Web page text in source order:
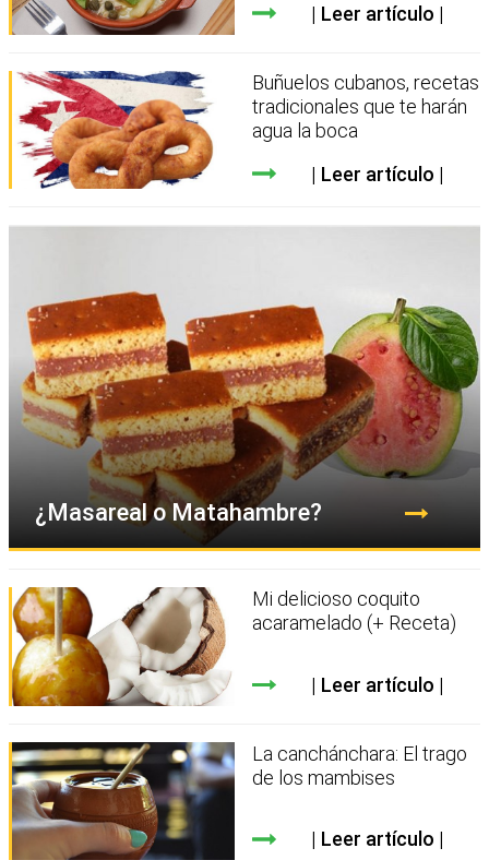
Leer artículo
Buñuelos cubanos, recetas
tradicionales que te harán
agua la boca
Leer artículo
¿Masareal o Matahambre?
Mi delicioso coquito
acaramelado (+ Receta)
Leer artículo
La canchánchara: El trago
de los mambises
Leer artículo